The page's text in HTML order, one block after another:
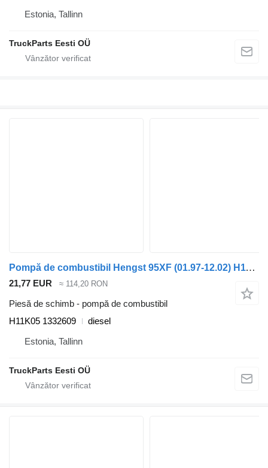
Estonia, Tallinn
TruckParts Eesti OÜ
Pompă de combustibil Hengst 95XF (01.97-12.02) H11K05 pentru cap tractor DAF 65CF, 75CF, 85CF, 95XF (1997-2002)
21,77 EUR ≈ 114,20 RON
Piesă de schimb - pompă de combustibil
H11K05 1332609
diesel
Estonia, Tallinn
TruckParts Eesti OÜ